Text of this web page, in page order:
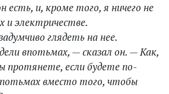
есть, и, кроме того, я ничего не
электричестве.
глядеть на нее.
впотьмах, — сказал он. — Как,
протянете, если будете по-
вместо того, чтобы